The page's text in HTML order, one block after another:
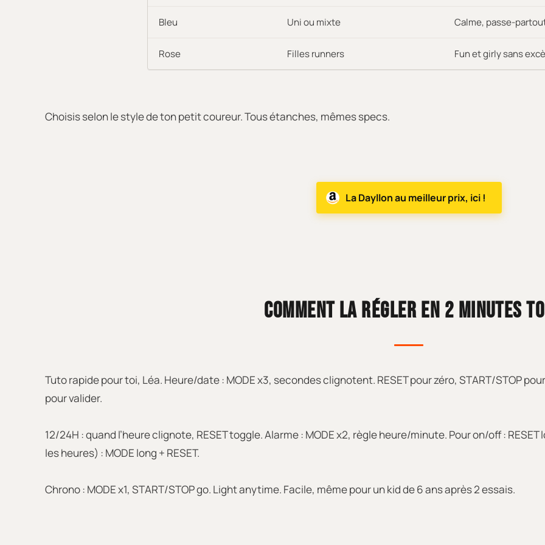
Bleu Uni ou mixte Calme, passe-
Rose Filles runners Fun et girly sans
Choisis selon le style de ton petit coureur. Tous étanches, mêmes specs.
La Dayllon au meilleur prix, ici !
COMMENT LA RÉGLER EN 2 MINUTES
Tuto rapide pour toi, Léa. Heure/date : MODE x3, secondes clignotent. RESET pour zéro, START/STOP
pour valider.
12/24H : quand l’heure clignote, RESET toggle. Alarme : MODE x2, règle heure/minute. Pour on/off :
les heures) : MODE long + RESET.
Chrono : MODE x1, START/STOP go. Light anytime. Facile, même pour un kid de 6 ans après 2 essais.